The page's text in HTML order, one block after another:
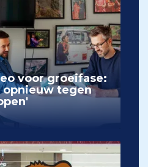
voor groeifase:
tegen